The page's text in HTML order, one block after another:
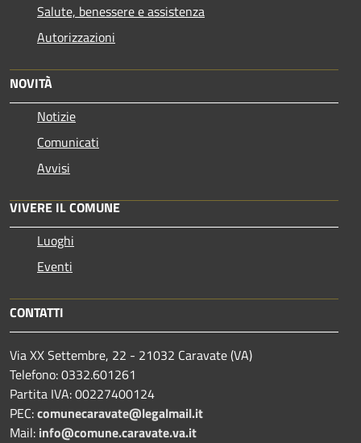
Salute, benessere e assistenza
Autorizzazioni
NOVITÀ
Notizie
Comunicati
Avvisi
VIVERE IL COMUNE
Luoghi
Eventi
CONTATTI
Via XX Settembre, 22 - 21032 Caravate (VA)
Telefono: 0332.601261
Partita IVA: 00227400124
PEC:comunecaravate@legalmail.it
Mail: info@comune.caravate.va.it